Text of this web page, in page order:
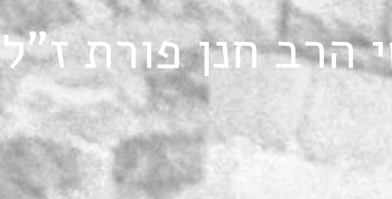
הרב חנן פורת ז"ל